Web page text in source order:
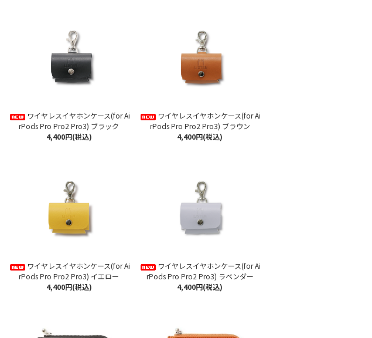
ワイヤレスイヤホンケース(for Ai
rPods Pro Pro2 Pro3) ブラック
4,400円(税込)
ワイヤレスイヤホンケース(for Ai
rPods Pro Pro2 Pro3) ブラウン
4,400円(税込)
ワイヤレスイヤホンケース(for Ai
rPods Pro Pro2 Pro3) イエロー
4,400円(税込)
ワイヤレスイヤホンケース(for Ai
rPods Pro Pro2 Pro3) ラベンダー
4,400円(税込)